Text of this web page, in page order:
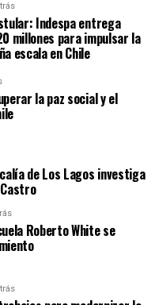
Indespa entrega
millones para impulsar la
escala en Chile
la paz social y el
de Los Lagos investiga
Roberto White se